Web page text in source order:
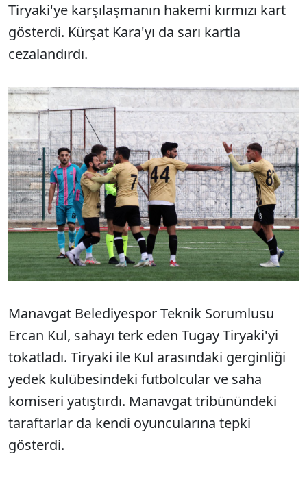
Tiryaki'ye karşılaşmanın hakemi kırmızı kart
gösterdi. Kürşat Kara'yı da sarı kartla
cezalandırdı.
Manavgat Belediyespor Teknik Sorumlusu
Ercan Kul, sahayı terk eden Tugay Tiryaki'yi
tokatladı. Tiryaki ile Kul arasındaki gerginliği
yedek kulübesindeki futbolcular ve saha
komiseri yatıştırdı. Manavgat tribünündeki
taraftarlar da kendi oyuncularına tepki
gösterdi.